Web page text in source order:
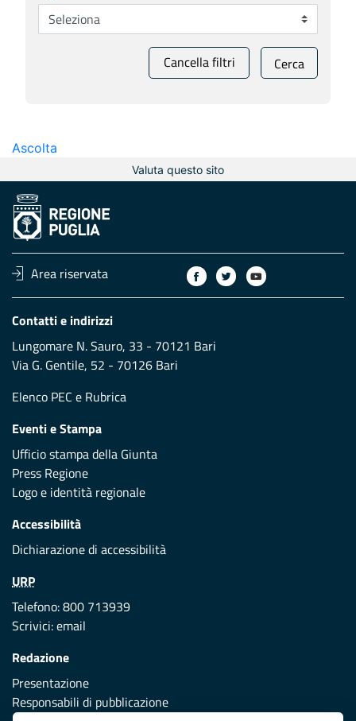
Cancella filtri Cerca
Ascolta
Valuta questo sito
Area riservata
Contatti e indirizzi
Lungomare N. Sauro, 33 - 70121 Bari
Via G. Gentile, 52 - 70126 Bari
Elenco PEC e Rubrica
Eventi e Stampa
Ufficio stampa della Giunta
Press Regione
Logo e identità regionale
Accessibilità
Dichiarazione di accessibilità
URP
Telefono: 800 713939
Scrivici:email
Redazione
Presentazione
Responsabili di pubblicazione